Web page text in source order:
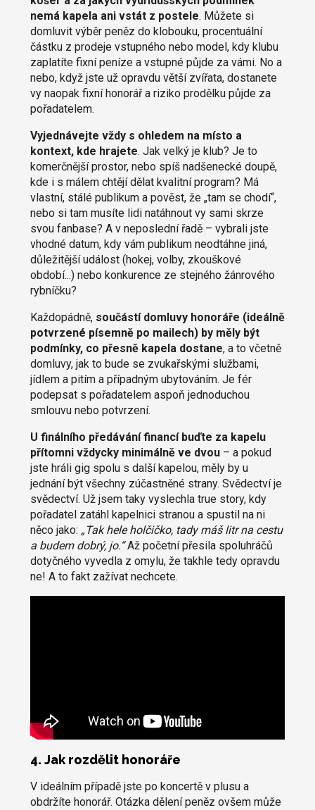
nemá kapela ani vstát z postele. Můžete si
domluvit výběr peněz do klobouku, procentuální
částku z prodeje vstupného nebo model, kdy klubu
zaplatíte fixní peníze a vstupné půjde za vámi. No a
nebo, když jste už opravdu větší zvířata, dostanete
vy naopak fixní honorář a riziko prodělku půjde za
pořadatelem.
Vyjednávejte vždy s ohledem na místo a
kontext, kde hrajete. Jak velký je klub? Je to
komerčnější prostor, nebo spíš nadšenecké doupě,
kde i s málem chtějí dělat kvalitní program? Má
vlastní, stálé publikum a pověst, že „tam se chodí“,
nebo si tam musíte lidi natáhnout vy sami skrze
svou fanbase? A v neposlední řadě – vybrali jste
vhodné datum, kdy vám publikum neodtáhne jiná,
důležitější událost (hokej, volby, zkouškové
období...) nebo konkurence ze stejného žánrového
rybníčku?
Každopádně, součástí domluvy honoráře (ideálně
potvrzené písemně po mailech) by měly být
podmínky, co přesně kapela dostane, a to včetně
domluvy, jak to bude se zvukařskými službami,
jídlem a pitím a případným ubytováním. Je fér
podepsat s pořadatelem aspoň jednoduchou
smlouvu nebo potvrzení.
U finálního předávání financí buďte za kapelu
přítomni vždycky minimálně ve dvou– a pokud
jste hráli gig spolu s další kapelou, měly by u
jednání být všechny zúčastněné strany. Svědectví je
svědectví. Už jsem taky vyslechla true story, kdy
pořadatel zatáhl kapelnici stranou a spustil na ni
něco jako: „Tak hele holčičko, tady máš litr na cestu
a budem dobrý, jo.“Až početní přesila spoluhráčů
dotyčného vyvedla z omylu, že takhle tedy opravdu
ne! A to fakt zažívat nechcete.
4. Jak rozdělit honoráře
V ideálním případě jste po koncertě v plusu a
obdržíte honorář. Otázka dělení peněz ovšem může